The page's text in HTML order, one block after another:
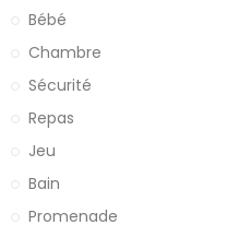
Bébé
Chambre
Sécurité
Repas
Jeu
Bain
Promenade